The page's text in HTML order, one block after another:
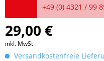
+49 (0) 4321 / 99
29,00 €
inkl. MwSt.
Versandkostenfreie